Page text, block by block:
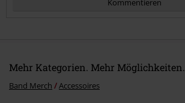
Kommentieren
Mehr Kategorien. Mehr Möglichkeiten.
Band Merch Accessoires